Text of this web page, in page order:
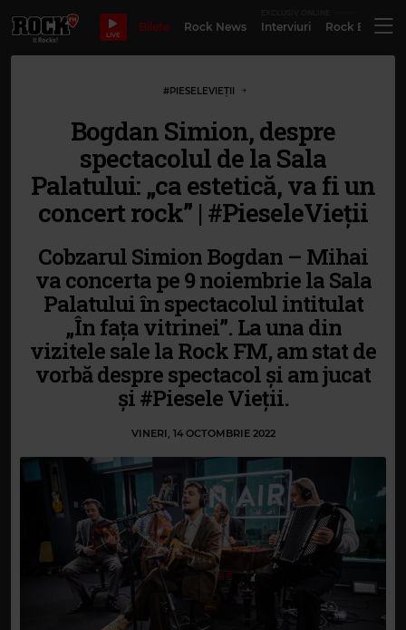
LIVE
Bilete Rock News Interviuri Rock
#PIESELEVIEȚII
Bogdan Simion, despre
spectacolul de la Sala
Palatului: „ca estetică, va fi un
concert rock” | #PieseleVieții
Cobzarul Simion Bogdan – Mihai
va concerta pe 9 noiembrie la Sala
Palatului în spectacolul intitulat
„În fața vitrinei”. La una din
vizitele sale la Rock FM, am stat de
vorbă despre spectacol și am jucat
și #Piesele Vieții.
VINERI, 14 OCTOMBRIE 2022